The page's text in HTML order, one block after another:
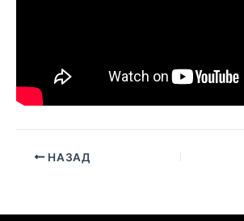
НАЗАД